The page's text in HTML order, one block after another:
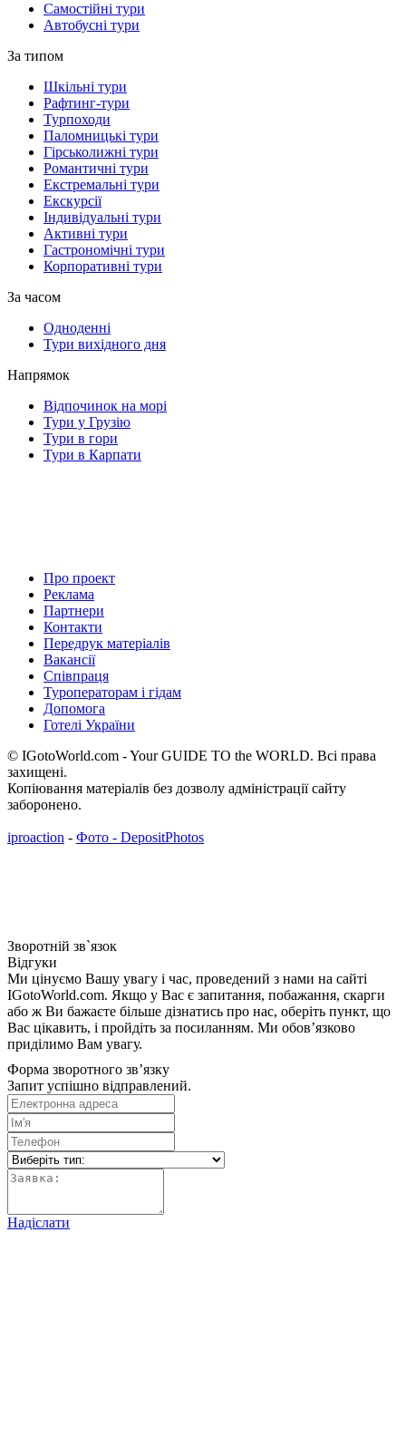
Самостійні тури
Автобусні тури
За типом
Шкільні тури
Рафтинг-тури
Турпоходи
Паломницькі тури
Гірськолижні тури
Романтичні тури
Екстремальні тури
Екскурсії
Індивідуальні тури
Активні тури
Гастрономічні тури
Корпоративні тури
За часом
Одноденні
Тури вихідного дня
Напрямок
Відпочинок на морі
Тури у Грузію
Тури в гори
Тури в Карпати
Про проект
Реклама
Партнери
Контакти
Передрук матеріалів
Вакансії
Співпраця
Туроператорам і гідам
Допомога
Готелі України
© IGotoWorld.com - Your GUIDE TO the WORLD. Всі права
захищені.
Копіювання матеріалів без дозволу адміністрації сайту
заборонено.
iproaction - Фото - DepositPhotos
Зворотній зв`язок
Відгуки
Ми цінуємо Вашу увагу і час, проведений з нами на сайті
IGotoWorld.com. Якщо у Вас є запитання, побажання, скарги
або ж Ви бажаєте більше дізнатись про нас, оберіть пункт, що
Вас цікавить, і пройдіть за посиланням. Ми обов’язково
приділимо Вам увагу.
Форма зворотного зв’язку
Запит успішно відправлений.
Надіслати